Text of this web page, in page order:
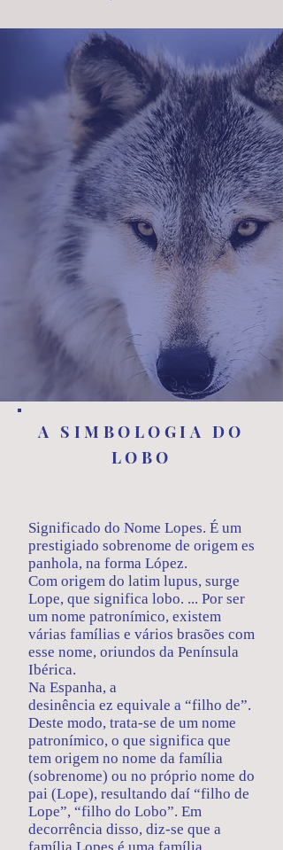
A SIMBOLOGIA DO
LOBO
Significado do Nome Lopes. É um
prestigiado sobrenome de origem es
panhola, na forma López.
Com origem do latim lupus, surge
Lope, que significa lobo. ... Por ser
um nome patronímico, existem
várias famílias e vários brasões com
esse nome, oriundos da Península
Ibérica.
Na Espanha, a
desinência ez equivale a “filho de”.
Deste modo, trata-se de um nome
patronímico, o que significa que
tem origem no nome da família
(sobrenome) ou no próprio nome do
pai (Lope), resultando daí “filho de
Lope”, “filho do Lobo”. Em
decorrência disso, diz-se que a